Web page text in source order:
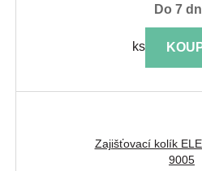
do 7
ks
Zajišťovací kolík
9005